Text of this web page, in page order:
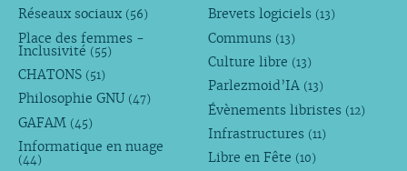
Réseaux sociaux (56)
Place des femmes -
Inclusivité (55)
CHATONS (51)
Philosophie GNU (47)
GAFAM (45)
Informatique en nuage
(44)
Brevets logiciels (13)
Communs (13)
Culture libre (13)
Parlezmoid’IA (13)
Évènements libristes (12)
Infrastructures (11)
Libre en Fête (10)